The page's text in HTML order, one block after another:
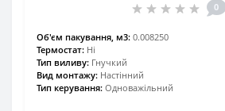
0
Об'єм пакування, м3: 0.008250
Термостат: Ні
Тип виливу: Гнучкий
Вид монтажу: Настінний
Тип керування: Одноважільний